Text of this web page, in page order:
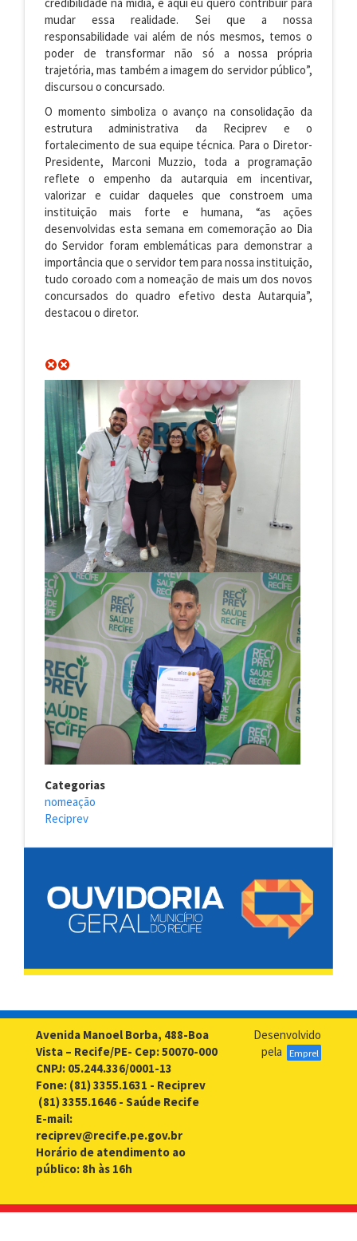
mudar essa realidade. Sei que a nossa
responsabilidade vai além de nós mesmos, temos o
poder de transformar não só a nossa própria
trajetória, mas também a imagem do servidor público”,
discursou o concursado.
O momento simboliza o avanço na consolidação da
estrutura administrativa da Reciprev e o
fortalecimento de sua equipe técnica. Para o Diretor-
Presidente, Marconi Muzzio, toda a programação
reflete o empenho da autarquia em incentivar,
valorizar e cuidar daqueles que constroem uma
instituição mais forte e humana, “as ações
desenvolvidas esta semana em comemoração ao Dia
do Servidor foram emblemáticas para demonstrar a
importância que o servidor tem para nossa instituição,
tudo coroado com a nomeação de mais um dos novos
concursados do quadro efetivo desta Autarquia”,
destacou o diretor.
Categorias
nomeação
Reciprev
Avenida Manoel Borba, 488-Boa
Vista – Recife/PE- Cep: 50070-000
CNPJ: 05.244.336/0001-13
Fone: (81) 3355.1631 - Reciprev
(81) 3355.1646 - Saúde Recife
E-mail:
reciprev@recife.pe.gov.br
Horário de atendimento ao
público: 8h às 16h
Desenvolvido
pela
Emprel